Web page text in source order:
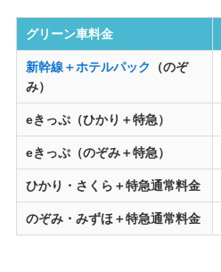
グリーン車料金
新幹線＋ホテルパック
（のぞ
み）
eきっぷ（ひかり＋特急）
eきっぷ（のぞみ＋特急）
ひかり・さくら＋特急通常料金
のぞみ・みずほ＋特急通常料金